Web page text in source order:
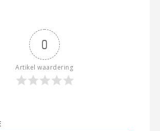
0
Artikel waardering